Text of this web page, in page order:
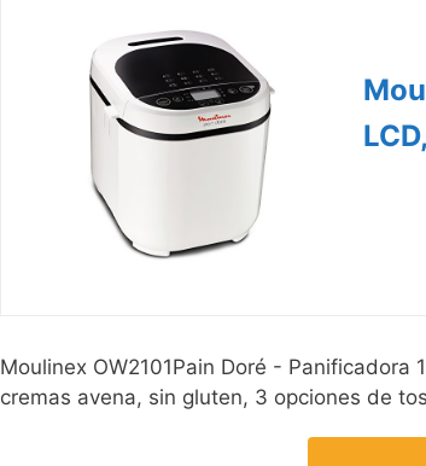
LCD,
Moulinex OW2101Pain Doré -
cremas avena, sin gluten, 3 opciones de